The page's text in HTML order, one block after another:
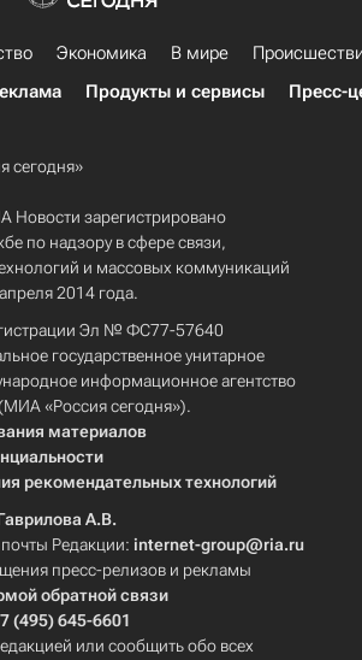
Экономика В мире
Продукты и сервисы Пресс-
сегодня»
Новости зарегистрировано
по надзору в сфере связи,
и массовых коммуникаций
2014 года.
Эл № ФС77-57640
государственное унитарное
информационное агентство
«Россия сегодня»).
материалов
рекомендательных технологий
А.В.
Редакции: internet-group@ria.ru
пресс-релизов и рекламы
обратной связи
7 (495) 645-6601
или сообщить обо всех